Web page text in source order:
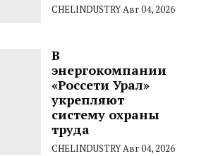
CHELINDUSTRYАвг 04, 2026
В
энергокомпании
«Россети Урал»
укрепляют
систему охраны
труда
CHELINDUSTRYАвг 04, 2026